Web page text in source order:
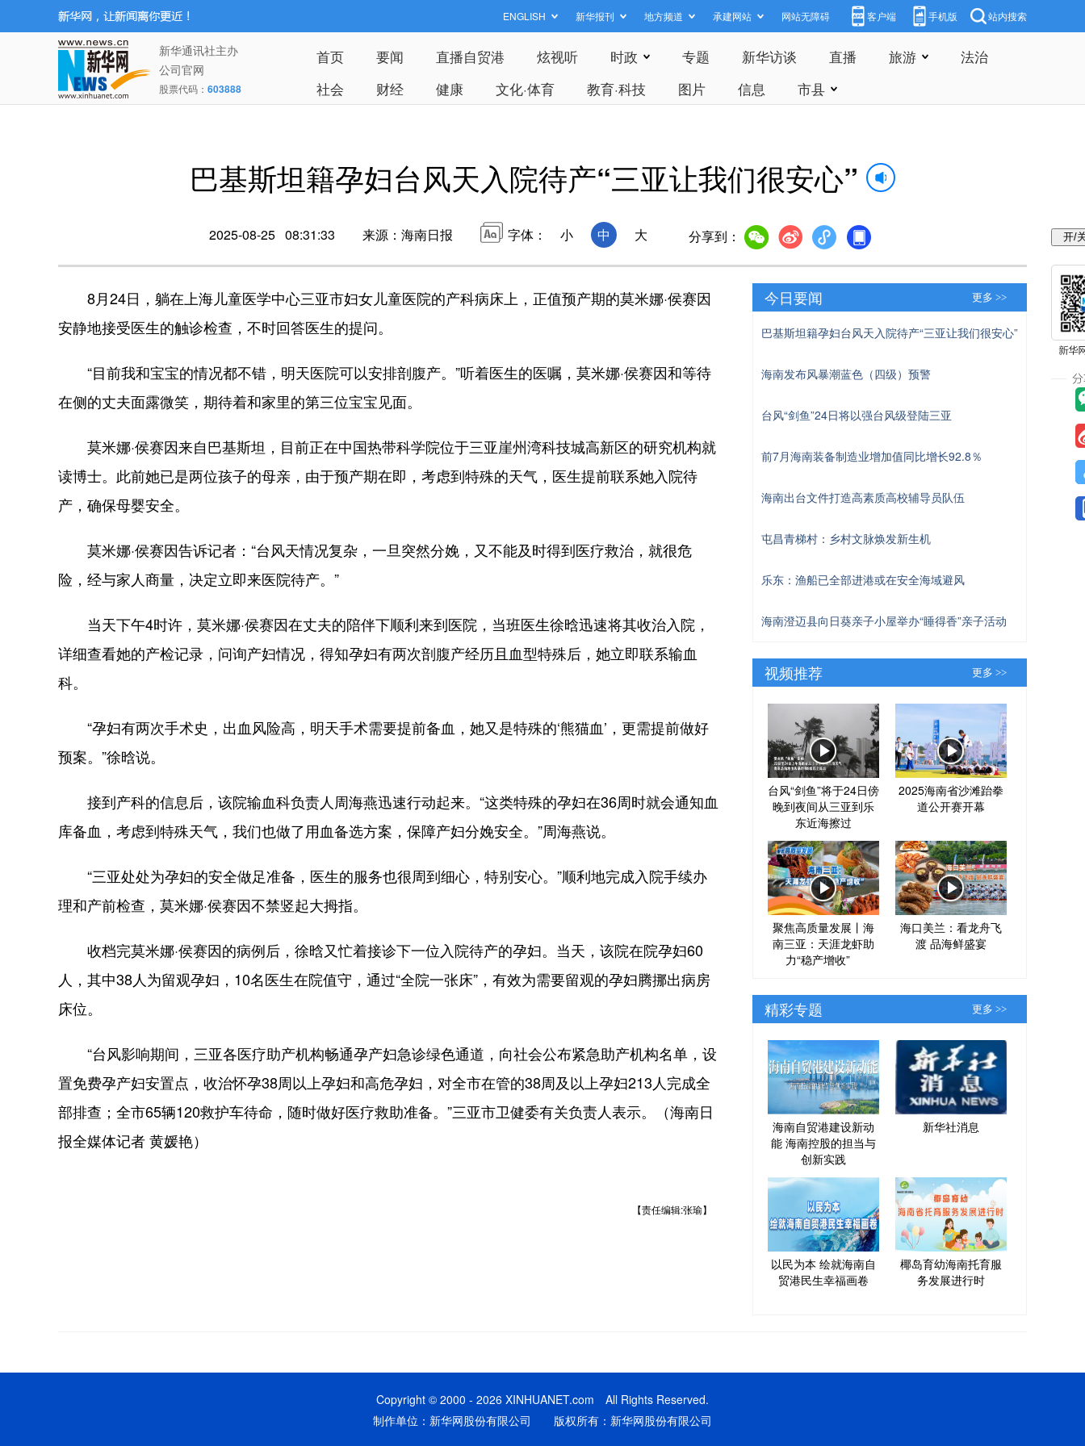
ENGLISH 新华报刊 地方频道 承建网站 网站无障碍 客户端 手机版 站内搜索
新华通讯社主办
公司官网
股票代码： 603888
首页 要闻 直播自贸港 炫视听 时政 专题 新华访谈 直播 旅游
法治
社会
财经 健康 文化·体育 教育·科技 图片 信息 市县
巴基斯坦籍孕妇台风天入院待产“三亚让我们很安心”
2025-08-25 08:31:33 来源：海南日报 字体： 小 中 大 分享到：
8月24日，躺在上海儿童医学中心三亚市妇女儿童医院的产科病床上，正值预产期的莫米娜·侯赛因
安静地接受医生的触诊检查，不时回答医生的提问。
“目前我和宝宝的情况都不错，明天医院可以安排剖腹产。”听着医生的医嘱，莫米娜·侯赛因和等待
在侧的丈夫面露微笑，期待着和家里的第三位宝宝见面。
莫米娜·侯赛因来自巴基斯坦，目前正在中国热带科学院位于三亚崖州湾科技城高新区的研究机构就
读博士。此前她已是两位孩子的母亲，由于预产期在即，考虑到特殊的天气，医生提前联系她入院待
产，确保母婴安全。
莫米娜·侯赛因告诉记者：“台风天情况复杂，一旦突然分娩，又不能及时得到医疗救治，就很危
险，经与家人商量，决定立即来医院待产。”
当天下午4时许，莫米娜·侯赛因在丈夫的陪伴下顺利来到医院，当班医生徐晗迅速将其收治入院，
详细查看她的产检记录，问询产妇情况，得知孕妇有两次剖腹产经历且血型特殊后，她立即联系输血
科。
“孕妇有两次手术史，出血风险高，明天手术需要提前备血，她又是特殊的‘熊猫血’，更需提前做好
预案。”徐晗说。
接到产科的信息后，该院输血科负责人周海燕迅速行动起来。“这类特殊的孕妇在36周时就会通知血
库备血，考虑到特殊天气，我们也做了用血备选方案，保障产妇分娩安全。”周海燕说。
“三亚处处为孕妇的安全做足准备，医生的服务也很周到细心，特别安心。”顺利地完成入院手续办
理和产前检查，莫米娜·侯赛因不禁竖起大拇指。
收档完莫米娜·侯赛因的病例后，徐晗又忙着接诊下一位入院待产的孕妇。当天，该院在院孕妇60
人，其中38人为留观孕妇，10名医生在院值守，通过“全院一张床”，有效为需要留观的孕妇腾挪出病房
床位。
“台风影响期间，三亚各医疗助产机构畅通孕产妇急诊绿色通道，向社会公布紧急助产机构名单，设
置免费孕产妇安置点，收治怀孕38周以上孕妇和高危孕妇，对全市在管的38周及以上孕妇213人完成全
部排查；全市65辆120救护车待命，随时做好医疗救助准备。”三亚市卫健委有关负责人表示。（海南日
报全媒体记者 黄媛艳）
【责任编辑:张瑜】
今日要闻 更多 >>
巴基斯坦籍孕妇台风天入院待产“三亚让我们很安心”
海南发布风暴潮蓝色（四级）预警
台风“剑鱼”24日将以强台风级登陆三亚
前7月海南装备制造业增加值同比增长92.8％
海南出台文件打造高素质高校辅导员队伍
屯昌青梯村：乡村文脉焕发新生机
乐东：渔船已全部进港或在安全海域避风
海南澄迈县向日葵亲子小屋举办“睡得香”亲子活动
视频推荐 更多 >>
台风“剑鱼”将于24日傍
晚到夜间从三亚到乐
东近海擦过
2025海南省沙滩跆拳
道公开赛开幕
聚焦高质量发展丨海
南三亚：天涯龙虾助
力“稳产增收”
海口美兰：看龙舟飞
渡 品海鲜盛宴
精彩专题 更多 >>
海南自贸港建设新动
能 海南控股的担当与
创新实践
新华社消息
以民为本 绘就海南自
贸港民生幸福画卷
椰岛育幼海南托育服
务发展进行时
Copyright © 2000 - 2026 XINHUANET.com All Rights Reserved.
制作单位：新华网股份有限公司 版权所有：新华网股份有限公司